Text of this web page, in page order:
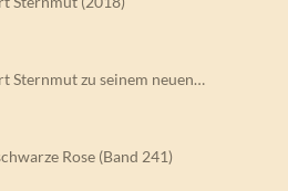
Sternmut zu seinem neuen…
Rose (Band 241)